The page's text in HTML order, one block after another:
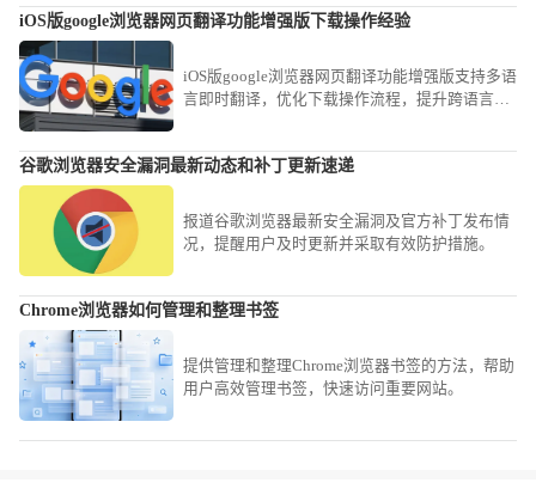
iOS版google浏览器网页翻译功能增强版下载操作经验
iOS版google浏览器网页翻译功能增强版支持多语
言即时翻译，优化下载操作流程，提升跨语言网
谷歌浏览器安全漏洞最新动态和补丁更新速递
报道谷歌浏览器最新安全漏洞及官方补丁发布情
况，提醒用户及时更新并采取有效防护措施。
Chrome浏览器如何管理和整理书签
提供管理和整理Chrome浏览器书签的方法，帮助
用户高效管理书签，快速访问重要网站。